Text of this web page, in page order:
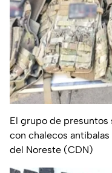
El grupo de
con chalecos
del Noreste (CDN)